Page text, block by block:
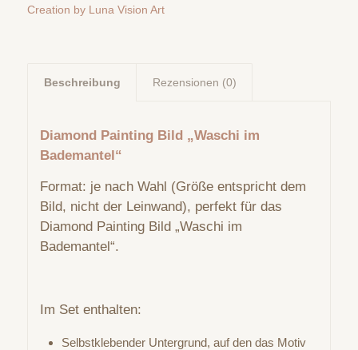
Creation by Luna Vision Art
Beschreibung Rezensionen (0)
Diamond Painting Bild „Waschi im
Bademantel“
Format: je nach Wahl (Größe entspricht dem
Bild, nicht der Leinwand), perfekt für das
Diamond Painting Bild „Waschi im
Bademantel“.
Im Set enthalten:
Selbstklebender Untergrund, auf den das Motiv